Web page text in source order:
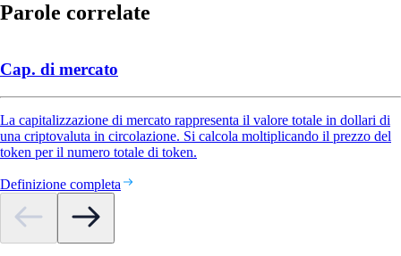
Parole correlate
Cap. di mercato
La capitalizzazione di mercato rappresenta il valore totale in dollari di
una criptovaluta in circolazione. Si calcola moltiplicando il prezzo del
token per il numero totale di token.
Definizione completa